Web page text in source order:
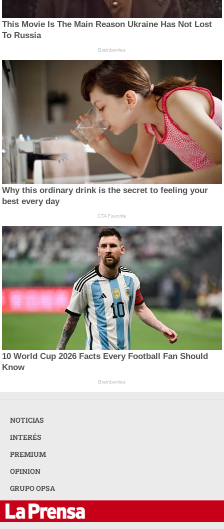
This Movie Is The Main Reason Ukraine Has Not Lost
To Russia
Brainberries
Why this ordinary drink is the secret to feeling your
best every day
CTA Favorite
10 World Cup 2026 Facts Every Football Fan Should
Know
Brainberries
NOTICIAS
INTERÉS
PREMIUM
OPINION
GRUPO OPSA